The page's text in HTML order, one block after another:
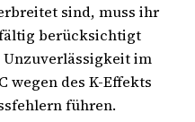
sind, muss ihr
berücksichtigt
Unzuverlässigkeit im
wegen des K-Effekts
führen.